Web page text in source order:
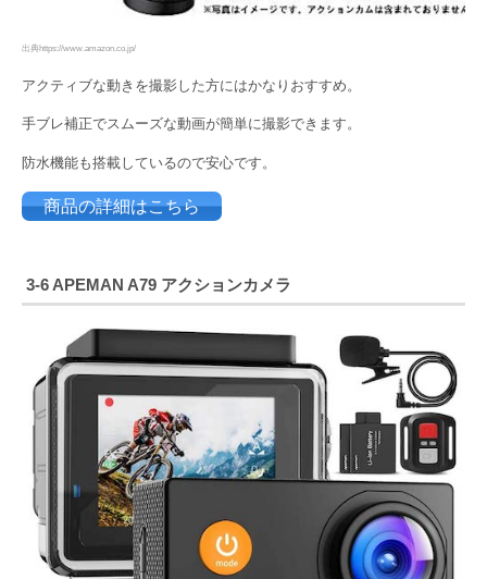
出典https://www.amazon.co.jp/
アクティブな動きを撮影した方にはかなりおすすめ。
手ブレ補正でスムーズな動画が簡単に撮影できます。
防水機能も搭載しているので安心です。
商品の詳細はこちら
3-6 APEMAN A79 アクションカメラ